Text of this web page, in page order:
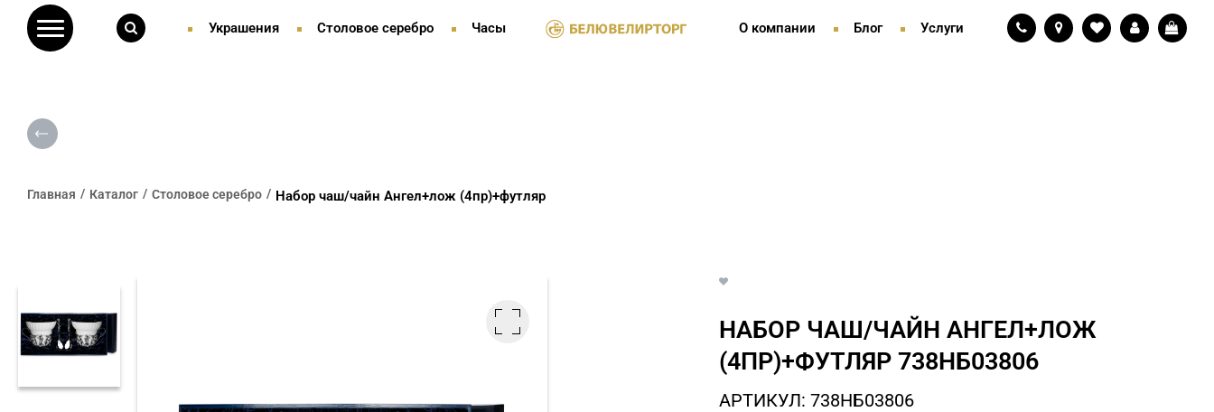
Украшения Столовое серебро Часы О компании Блог Услуги
Главная Каталог Столовое серебро Набор чаш/чайн Ангел+лож (4пр)+футляр
НАБОР ЧАШ/ЧАЙН АНГЕЛ+ЛОЖ
(4ПР)+ФУТЛЯР 738НБ03806
АРТИКУЛ: 738НБ03806